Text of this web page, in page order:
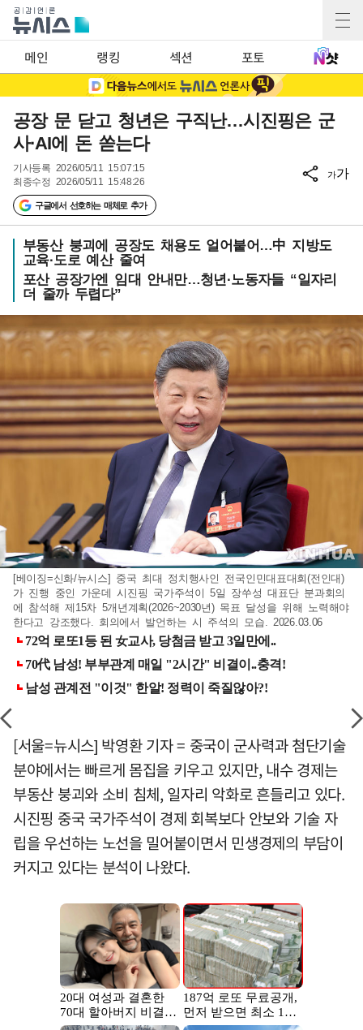
메인 랭킹 섹션 포토
공장 문 닫고 청년은 구직난…시진핑은 군
사·AI에 돈 쏟는다
기사등록 2026/05/11 15:07:15
최종수정 2026/05/11 15:48:26
구글에서 선호하는 매체로 추가
가가
부동산 붕괴에 공장도 채용도 얼어붙어…中 지방도
교육·도로 예산 줄여
포산 공장가엔 임대 안내만…청년·노동자들 “일자리
더 줄까 두렵다”
[베이징=신화/뉴시스] 중국 최대 정치행사인 전국인민대표대회(전인대)
가 진행 중인 가운데 시진핑 국가주석이 5일 장쑤성 대표단 분과회의
에 참석해 제15차 5개년계획(2026~2030년) 목표 달성을 위해 노력해야
한다고 강조했다. 회의에서 발언하는 시 주석의 모습. 2026.03.06
[서울=뉴시스] 박영환 기자 = 중국이 군사력과 첨단기술
분야에서는 빠르게 몸집을 키우고 있지만, 내수 경제는
부동산 붕괴와 소비 침체, 일자리 악화로 흔들리고 있다.
시진핑 중국 국가주석이 경제 회복보다 안보와 기술 자
립을 우선하는 노선을 밀어붙이면서 민생경제의 부담이
커지고 있다는 분석이 나왔다.